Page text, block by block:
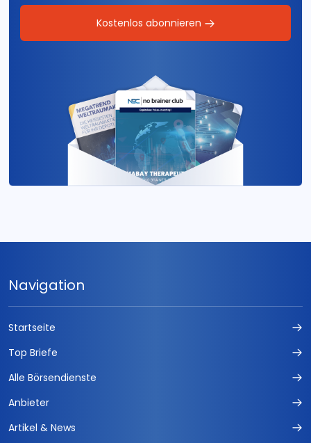
Kostenlos abonnieren
Navigation
Startseite
Top Briefe
Alle Börsendienste
Anbieter
Artikel & News